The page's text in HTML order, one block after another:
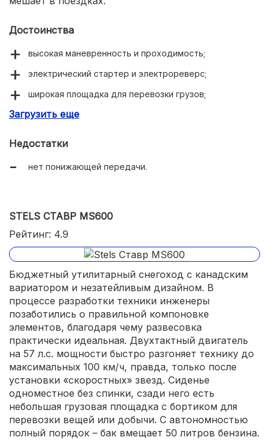
Достоинства
высокая маневренность и проходимость;
электрический стартер и электрореверс;
широкая площадка для перевозки грузов;
удобная цифровая комбинация приборов;
Загрузить еще
Недостатки
нет понижающей передачи.
STELS СТАВР MS600
Рейтинг: 4.9
Бюджетный утилитарный снегоход с канадским
вариатором и незатейливым дизайном. В
процессе разработки техники инженеры
позаботились о правильной компоновке
элементов, благодаря чему развесовка
практически идеальная. Двухтактный двигатель
на 57 л.с. мощности быстро разгоняет технику до
максимальных 100 км/ч, правда, только после
установки «скоростных» звезд. Сиденье
одноместное без спинки, сзади него есть
небольшая грузовая площадка с бортиком для
перевозки вещей или добычи. С автономностью
полный порядок – бак вмещает 50 литров бензина.